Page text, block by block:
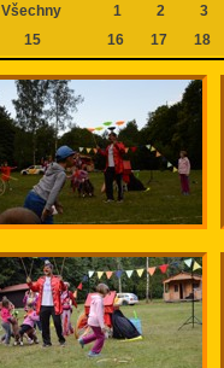
Všechny 1 2 3
15
16 17 18